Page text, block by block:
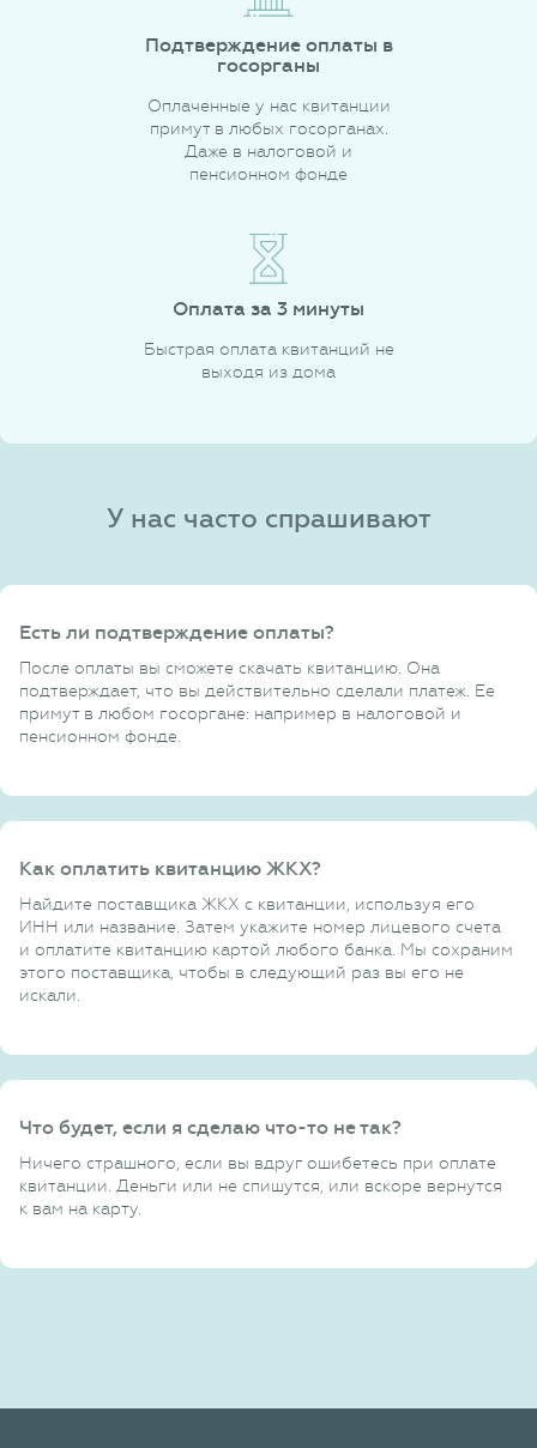
Подтверждение оплаты в
госорганы
Оплаченные у нас квитанции
примут в любых госорганах.
Даже в налоговой и
пенсионном фонде
Оплата за 3 минуты
Быстрая оплата квитанций не
выходя из дома
У нас часто спрашивают
Есть ли подтверждение оплаты?
После оплаты вы сможете скачать квитанцию. Она
подтверждает, что вы действительно сделали платеж. Ее
примут в любом госоргане: например в налоговой и
пенсионном фонде.
Как оплатить квитанцию ЖКХ?
Найдите поставщика ЖКХ с квитанции, используя его
ИНН или название. Затем укажите номер лицевого счета
и оплатите квитанцию картой любого банка. Мы сохраним
этого поставщика, чтобы в следующий раз вы его не
искали.
Что будет, если я сделаю что-то не так?
Ничего страшного, если вы вдруг ошибетесь при оплате
квитанции. Деньги или не спишутся, или вскоре вернутся
к вам на карту.